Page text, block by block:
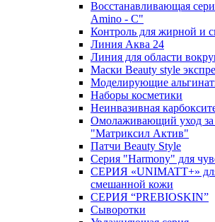
Восстанавливающая
Amino - C"
Контроль для жирной и
Линия Аква 24
Линия для области
Маски Beauty style
Моделирующие
Наборы косметики
Неинвазивная
Омолаживающий уход
"Матриксил Актив"
Патчи Beauty Style
Серия "Harmony" для
СЕРИЯ «UNIMATT+»
смешанной кожи
СЕРИЯ “PREBIOSKIN”
Сыворотки